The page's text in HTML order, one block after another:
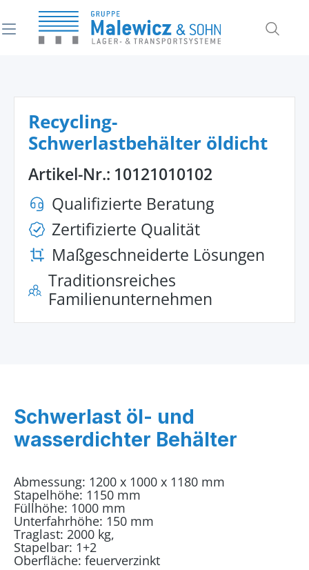
springen
Recycling-
Schwerlastbehälter öldicht
Artikel-Nr.: 10121010102
Qualifizierte Beratung
Zertifizierte Qualität
Maßgeschneiderte Lösungen
Traditionsreiches
Familienunternehmen
Schwerlast öl- und
wasserdichter Behälter
Abmessung: 1200 x 1000 x 1180 mm
Stapelhöhe: 1150 mm
Füllhöhe: 1000 mm
Unterfahrhöhe: 150 mm
Traglast: 2000 kg,
Stapelbar: 1+2
Oberfläche: feuerverzinkt